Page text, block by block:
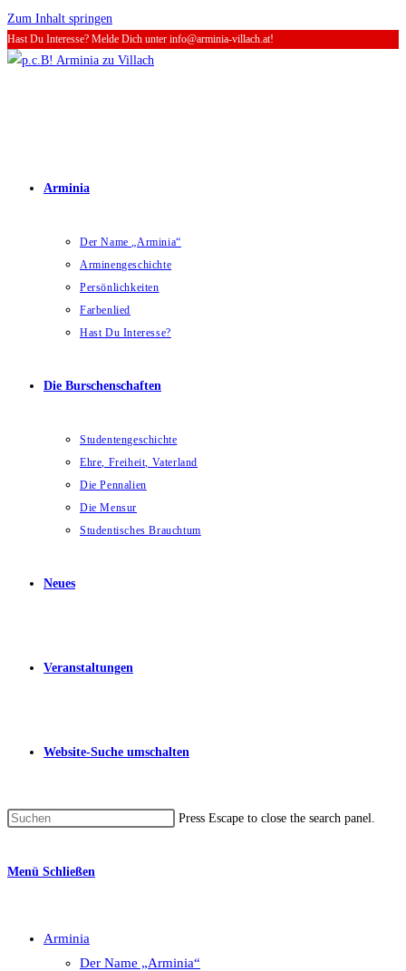
Zum Inhalt springen
Hast Du Interesse? Melde Dich unter info@arminia-villach.at!
Arminia
Der Name „Arminia“
Arminengeschichte
Persönlichkeiten
Farbenlied
Hast Du Interesse?
Die Burschenschaften
Studentengeschichte
Ehre, Freiheit, Vaterland
Die Pennalien
Die Mensur
Studentisches Brauchtum
Neues
Veranstaltungen
Website-Suche umschalten
Press Escape to close the search panel.
Menü Schließen
Arminia
Der Name „Arminia“